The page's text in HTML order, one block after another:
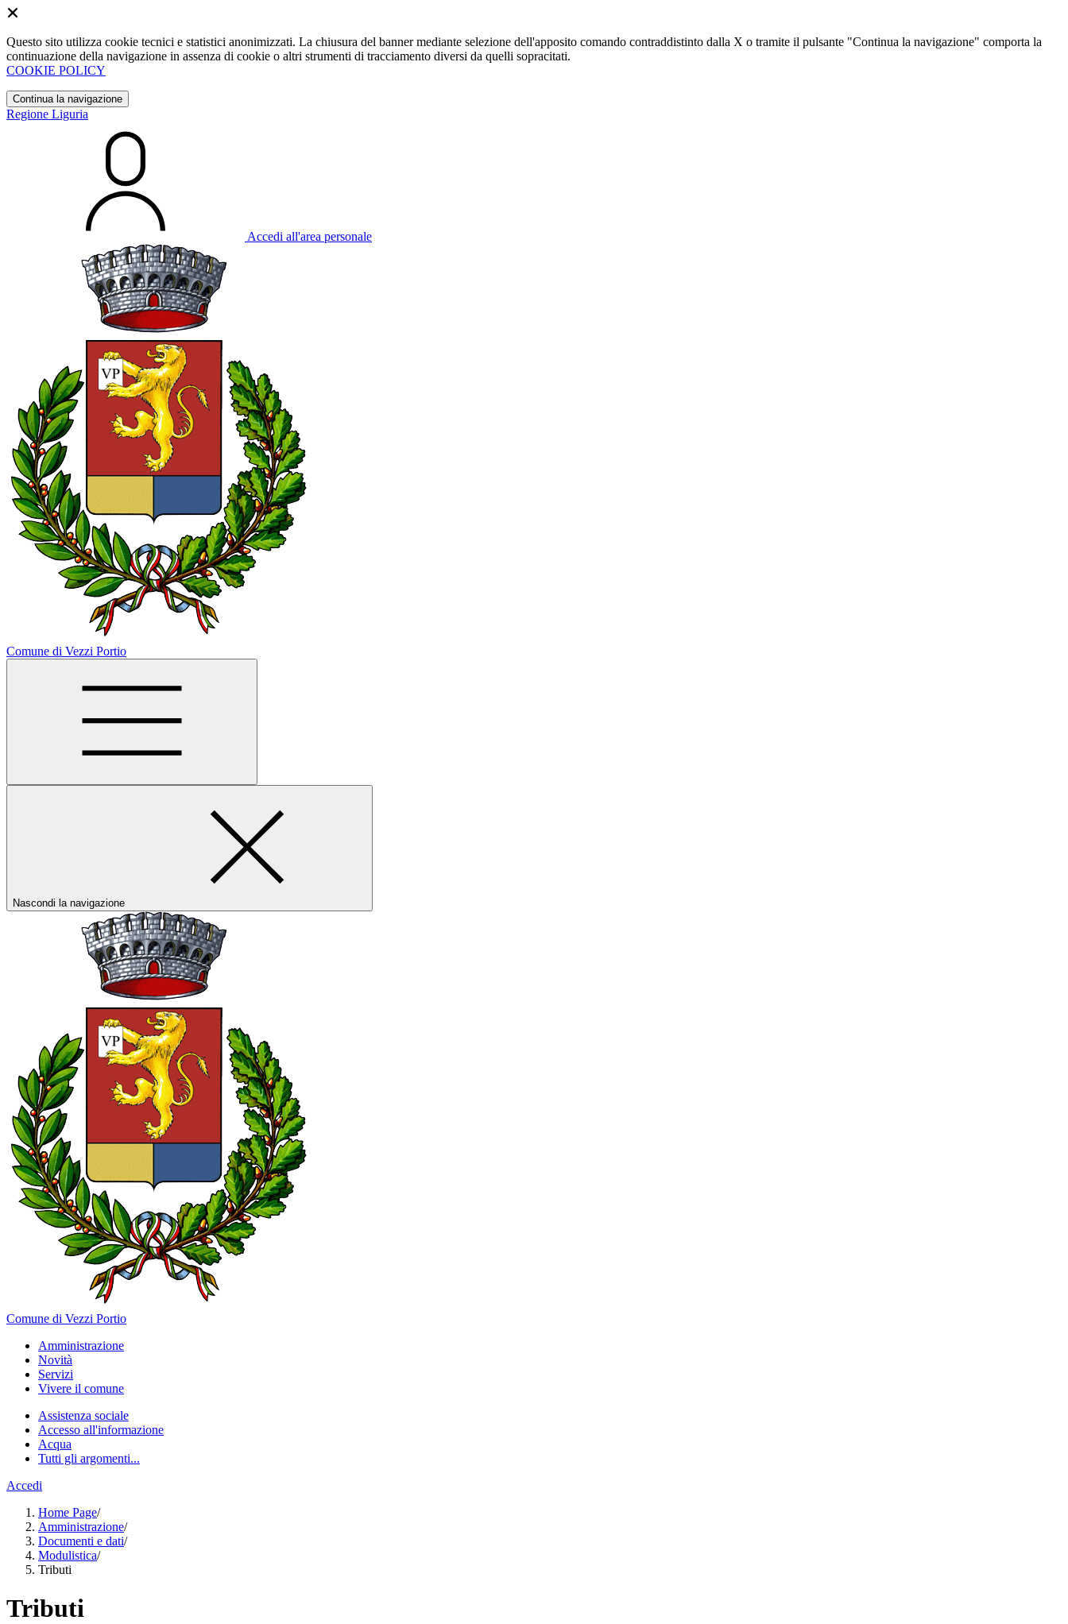
Questo sito utilizza cookie tecnici e statistici anonimizzati. La chiusura del banner mediante selezione dell'apposito comando contraddistinto dalla X o tramite il pulsante "Continua la navigazione" comporta la
continuazione della navigazione in assenza di cookie o altri strumenti di tracciamento diversi da quelli sopracitati.
COOKIE POLICY
Continua la navigazione
Regione Liguria
Accedi all'area personale
Comune di Vezzi Portio
Nascondi la navigazione
Comune di Vezzi Portio
Amministrazione
Novità
Servizi
Vivere il comune
Assistenza sociale
Accesso all'informazione
Acqua
Tutti gli argomenti...
Accedi
Home Page/
Amministrazione/
Documenti e dati/
Modulistica/
Tributi
Tributi